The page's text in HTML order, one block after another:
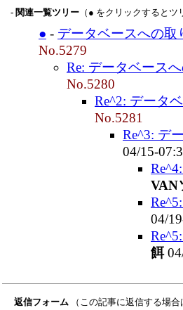
- 関連一覧ツリー （● をクリックすると
● - データベースへの取
No.5279
Re: データベース
No.5280
Re^2: データ
No.5281
Re^3: デ
04/15-
VAN
04/
餌
返信フォーム （この記事に返信する場